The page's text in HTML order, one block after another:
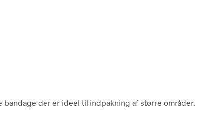
bandage der er ideel til indpakning af større områder.